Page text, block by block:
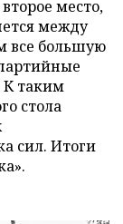
место,
между
все большую
К таким
стола
сил. Итоги